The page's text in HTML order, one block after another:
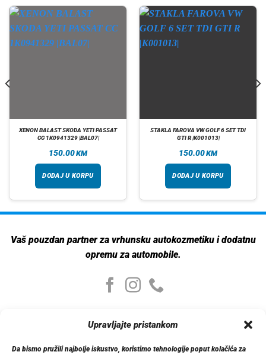
Upravljajte pristankom
Da bismo pružili najbolje iskustvo, koristimo tehnologije poput kolačića za
XENON BALAST SKODA YETI PASSAT
CC 1K0941329 |BAL07|
150.00KM
DODAJ U KORPU
STAKLA FAROVA VW GOLF 6 SET TDI
GTI R |K001013|
150.00KM
DODAJ U KORPU
Vaš pouzdan partner za vrhunsku autokozmetiku i dodatnu
opremu za automobile.
Moj nalog
Moj nalog
Moje narudžbe